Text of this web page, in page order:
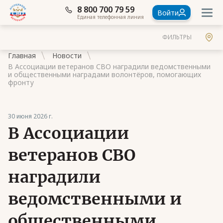
8 800 700 79 59
Единая телефонная линия Войти
ФИЛЬТРЫ
Главная
Новости
В Ассоциации ветеранов СВО наградили ведомственными
и общественными наградами волонтёров, помогающих
фронту
30 июня 2026 г.
В Ассоциации
ветеранов СВО
наградили
ведомственными и
Контакты
Стать членом Ассоциации ветеранов СВО
Частые вопросы